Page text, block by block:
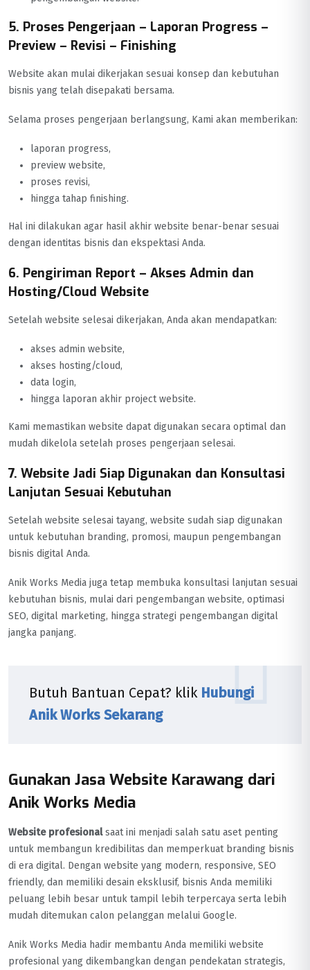
5. Proses Pengerjaan – Laporan Progress –
Preview – Revisi – Finishing
Website akan mulai dikerjakan sesuai konsep dan kebutuhan
bisnis yang telah disepakati bersama.
Selama proses pengerjaan berlangsung, Kami akan memberikan:
laporan progress,
preview website,
proses revisi,
hingga tahap finishing.
Hal ini dilakukan agar hasil akhir website benar-benar sesuai
dengan identitas bisnis dan ekspektasi Anda.
6. Pengiriman Report – Akses Admin dan
Hosting/Cloud Website
Setelah website selesai dikerjakan, Anda akan mendapatkan:
akses admin website,
akses hosting/cloud,
data login,
hingga laporan akhir project website.
Kami memastikan website dapat digunakan secara optimal dan
mudah dikelola setelah proses pengerjaan selesai.
7. Website Jadi Siap Digunakan dan Konsultasi
Lanjutan Sesuai Kebutuhan
Setelah website selesai tayang, website sudah siap digunakan
untuk kebutuhan branding, promosi, maupun pengembangan
bisnis digital Anda.
Anik Works Media juga tetap membuka konsultasi lanjutan sesuai
kebutuhan bisnis, mulai dari pengembangan website, optimasi
SEO, digital marketing, hingga strategi pengembangan digital
jangka panjang.
Butuh Bantuan Cepat? klik Hubungi
Anik Works Sekarang
Gunakan Jasa Website Karawang dari
Anik Works Media
Website profesionalsaat ini menjadi salah satu aset penting
untuk membangun kredibilitas dan memperkuat branding bisnis
di era digital. Dengan website yang modern, responsive, SEO
friendly, dan memiliki desain eksklusif, bisnis Anda memiliki
peluang lebih besar untuk tampil lebih terpercaya serta lebih
mudah ditemukan calon pelanggan melalui Google.
Anik Works Media hadir membantu Anda memiliki website
profesional yang dikembangkan dengan pendekatan strategis,